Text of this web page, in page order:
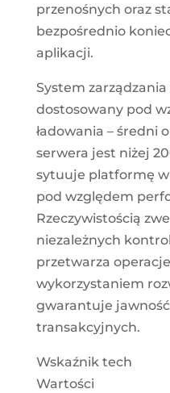
przenośnych oraz
bezpośrednio
aplikacji.
System zarządzania
dostosowany pod
ładowania – średni
serwera jest niżej
sytuuje platformę w
pod względem
Rzeczywistością
niezależnych
przetwarza
wykorzystaniem
gwarantuje jawność
transakcyjnych.
Wskaźnik tech
Wartości